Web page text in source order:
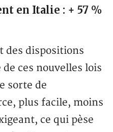
en Italie : + 57 %
des dispositions
ces nouvelles lois
sorte de
plus facile, moins
ce qui pèse